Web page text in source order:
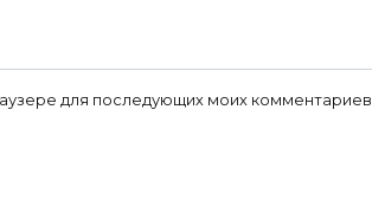
для последующих моих комментариев.